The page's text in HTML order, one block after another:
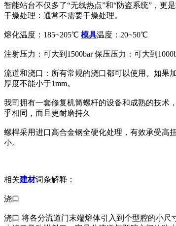
智能站台不仅多了“无线热点”和“防盗系统”，更
干燥处理：通常不需要干燥处理。
熔化温度：185~205℃ 模具温度：20~50℃
注射压力：可大到1500bar 保压压力：可大到
流道和浇口：所有常规的浇口都可以使用。如果
厚度不能小于1mm。
我司拥有一套修复机筒螺杆的设备和成熟的技术
乎相同，而且更耐磨持久
螺桿采用进口高合金钢全硬化处理，有效承受高
小。
相关建材词条解释：
浇口
浇口 将各分流道门末端熔体引入到个型腔的小